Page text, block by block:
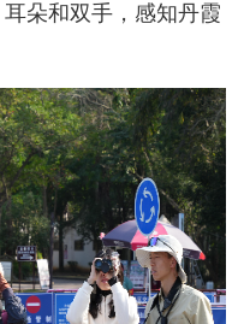
朵和双手，感知丹霞